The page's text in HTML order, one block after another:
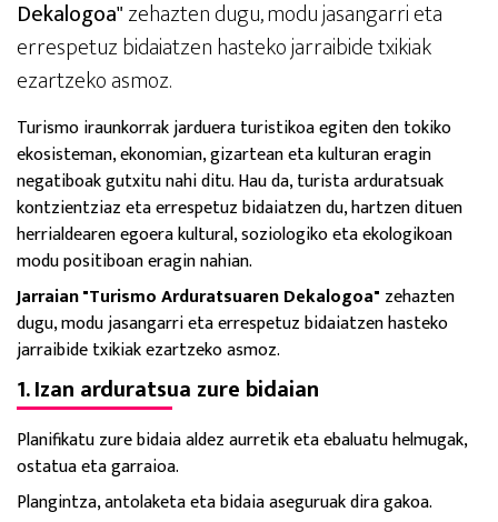
Dekalogoa"zehazten dugu, modu jasangarri eta
errespetuz bidaiatzen hasteko jarraibide txikiak
ezartzeko asmoz.
Turismo iraunkorrak jarduera turistikoa egiten den tokiko
ekosisteman, ekonomian, gizartean eta kulturan eragin
negatiboak gutxitu nahi ditu. Hau da, turista arduratsuak
kontzientziaz eta errespetuz bidaiatzendu, hartzen dituen
herrialdearen egoera kultural, soziologiko eta ekologikoan
modu positiboan eragin nahian.
Jarraian "Turismo Arduratsuaren Dekalogoa" zehazten
dugu, modu jasangarri eta errespetuz bidaiatzen hasteko
jarraibide txikiak ezartzeko asmoz.
1. Izan arduratsua zure bidaian
Planifikatu zure bidaia aldez aurretik eta ebaluatu helmugak,
ostatua eta garraioa.
Plangintza, antolaketa eta bidaia aseguruak dira gakoa.